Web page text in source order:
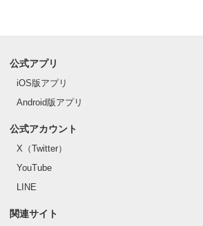
公式アプリ
iOS版アプリ
Android版アプリ
公式アカウント
X（Twitter）
YouTube
LINE
関連サイト